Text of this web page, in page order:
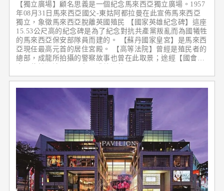
【獨立廣場】顧名思義是一個紀念馬來西亞獨立廣場。1957
年08月31日馬來西亞國父-東姑阿都拉曼在此宣佈馬來西亞
獨立，象徵馬來西亞脫離英國殖民 【國家英雄紀念碑】這座
15.53公尺高的紀念碑是為了紀念對抗共產黨叛亂而為國犧牲
的馬來西亞保安部隊員而建的。 【蘇丹國家皇宮】是馬來西
亞現任最高元首的居住宮殿。 【高等法院】曾經是殖民者的
總部，成龍所拍攝的警察故事也曾在此取景；途經【國會大